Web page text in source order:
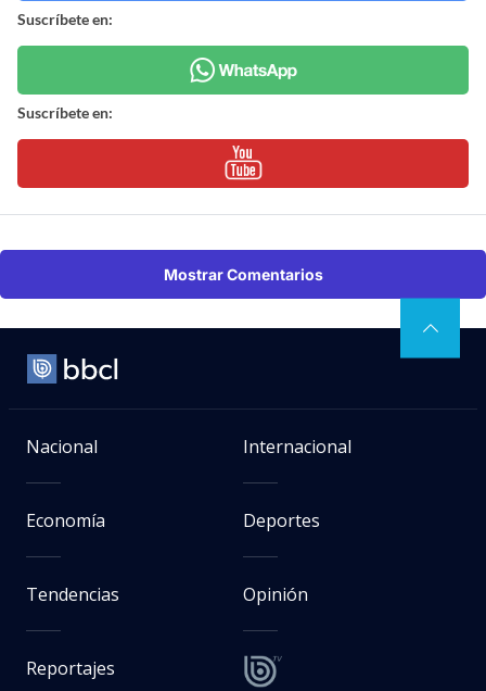
Suscríbete en:
Suscríbete en:
Mostrar Comentarios
Nacional Internacional
Economía Deportes
Tendencias Opinión
Reportajes